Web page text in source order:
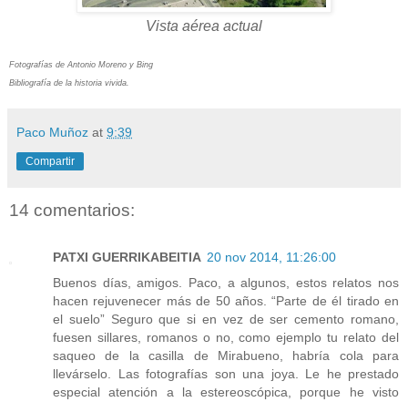
Vista aérea actual
Fotografías de Antonio Moreno y Bing
Bibliografía de la historia vivida.
Paco Muñoz at 9:39
Compartir
14 comentarios:
PATXI GUERRIKABEITIA 20 nov 2014, 11:26:00
Buenos días, amigos. Paco, a algunos, estos relatos nos
hacen rejuvenecer más de 50 años. “Parte de él tirado en
el suelo” Seguro que si en vez de ser cemento romano,
fuesen sillares, romanos o no, como ejemplo tu relato del
saqueo de la casilla de Mirabueno, habría cola para
llevárselo. Las fotografías son una joya. Le he prestado
especial atención a la estereoscópica, porque he visto